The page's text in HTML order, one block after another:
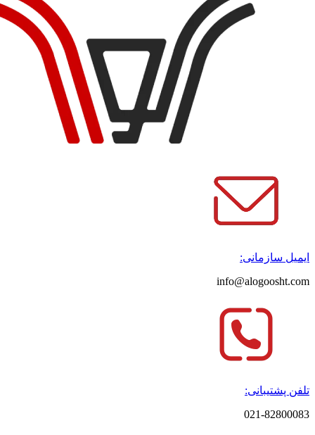
ایمیل سازمانی:
info@alogoosht.com
تلفن پشتیبانی:
021-82800083